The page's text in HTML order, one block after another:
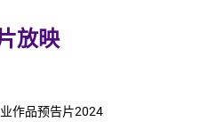
放映
作品预告片2024